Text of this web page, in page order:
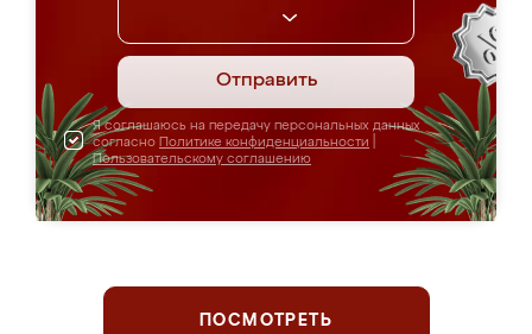
Отправить
Я соглашаюсь на передачу персональных данных
согласно Политике конфиденциальности
Пользовательскому соглашению
ПОСМОТРЕТЬ